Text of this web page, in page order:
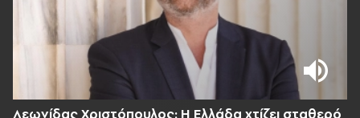
Λεωνίδας Χριστόπουλος: Η Ελλάδα χτίζει σταθερό